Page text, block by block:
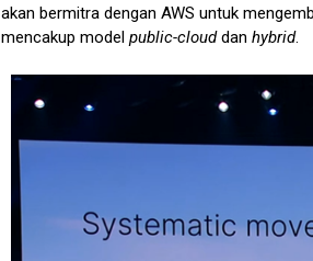
akan bermitra dengan AWS untuk
mencakup model public-clouddan hybrid.